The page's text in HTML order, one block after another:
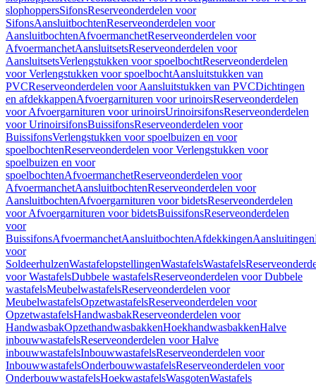
slophoppersSifonsReserveonderdelen voor
SifonsAansluitbochtenReserveonderdelen voor
AansluitbochtenAfvoermanchetReserveonderdelen voor
AfvoermanchetAansluitsetsReserveonderdelen voor
AansluitsetsVerlengstukken voor spoelbochtReserveonderdelen
voor Verlengstukken voor spoelbochtAansluitstukken van
PVCReserveonderdelen voor Aansluitstukken van PVCDichtingen
en afdekkappenAfvoergarnituren voor urinoirsReserveonderdelen
voor Afvoergarnituren voor urinoirsUrinoirsifonsReserveonderdelen
voor UrinoirsifonsBuissifonsReserveonderdelen voor
BuissifonsVerlengstukken voor spoelbuizen en voor
spoelbochtenReserveonderdelen voor Verlengstukken voor
spoelbuizen en voor
spoelbochtenAfvoermanchetReserveonderdelen voor
AfvoermanchetAansluitbochtenReserveonderdelen voor
AansluitbochtenAfvoergarnituren voor bidetsReserveonderdelen
voor Afvoergarnituren voor bidetsBuissifonsReserveonderdelen
voor
BuissifonsAfvoermanchetAansluitbochtenAfdekkingenAansluitingen
voor
SoldeerhulzenWastafelopstellingenWastafelsWastafels
voor WastafelsDubbele wastafelsReserveonderdelen voor Dubbele
wastafelsMeubelwastafelsReserveonderdelen voor
MeubelwastafelsOpzetwastafelsReserveonderdelen voor
OpzetwastafelsHandwasbakReserveonderdelen voor
HandwasbakOpzethandwasbakkenHoekhandwasbakkenHalve
inbouwwastafelsReserveonderdelen voor Halve
inbouwwastafelsInbouwwastafelsReserveonderdelen voor
InbouwwastafelsOnderbouwwastafelsReserveonderdelen voor
OnderbouwwastafelsHoekwastafelsWasgotenWastafels